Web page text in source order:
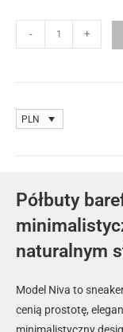
- +
PLN
Półbuty
naturalnym
Model Niva to
cenią prostotę,
minimalistyczny